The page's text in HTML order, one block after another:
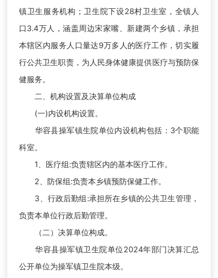
镇卫生服务机构；卫生院下设28村卫生室，全镇人
口3.4万人，涵盖周边宋家嘴、新建两个乡镇，承担
本辖区内服务人口量达9万多人的医疗工作，切实履
行公共卫生职责，为人民身体健康提供医疗与预防保
健服务。
二、机构设置及决算单位构成
(一)内设机构设置。
华容县操军镇生院单位内设机构包括：3个职能
科室。
1、医疗组:负责辖区内的基本医疗工作。
2、防保组:负责本乡镇预防保健工作。
3、行政后勤组:承担所在乡镇的公共卫生管理，
负责本单位行政后勤管理。
（二）决算单位构成。
华容县操军镇卫生院单位2024年部门决算汇总
公开单位为操军镇卫生院本级。